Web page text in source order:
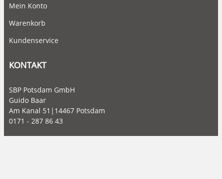
Mein Konto
Warenkorb
Kundenservice
KONTAKT
SBP Potsdam GmbH
Guido Baar
Am Kanal 51|14467 Potsdam
0171 - 287 86 43